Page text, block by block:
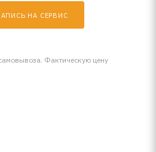
НА СЕРВИС
Фактическую цену